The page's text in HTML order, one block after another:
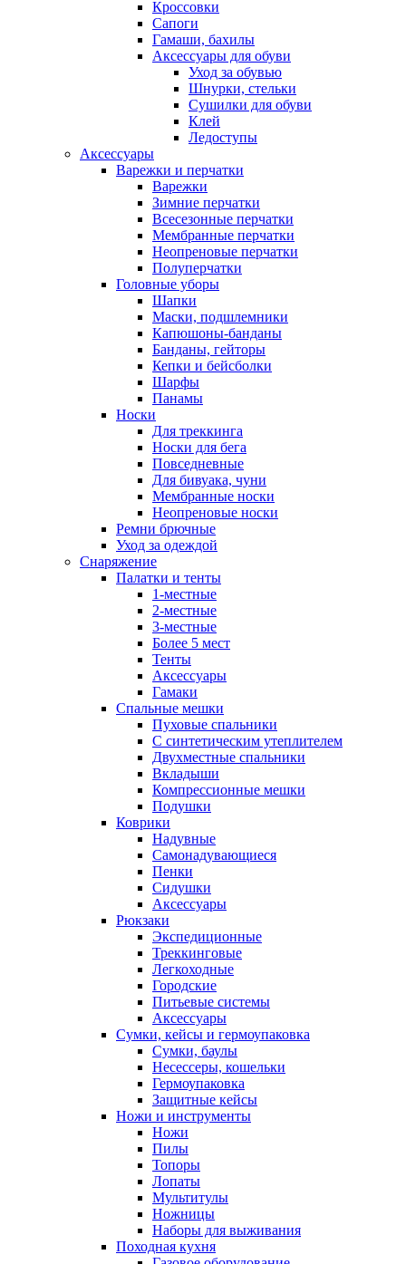
Кроссовки
Сапоги
Гамаши, бахилы
Аксессуары для обуви
Уход за обувью
Шнурки, стельки
Сушилки для обуви
Клей
Ледоступы
Аксессуары
Варежки и перчатки
Варежки
Зимние перчатки
Всесезонные перчатки
Мембранные перчатки
Неопреновые перчатки
Полуперчатки
Головные уборы
Шапки
Маски, подшлемники
Капюшоны-банданы
Банданы, гейторы
Кепки и бейсболки
Шарфы
Панамы
Носки
Для треккинга
Носки для бега
Повседневные
Для бивуака, чуни
Мембранные носки
Неопреновые носки
Ремни брючные
Уход за одеждой
Снаряжение
Палатки и тенты
1-местные
2-местные
3-местные
Более 5 мест
Тенты
Аксессуары
Гамаки
Спальные мешки
Пуховые спальники
С синтетическим утеплителем
Двухместные спальники
Вкладыши
Компрессионные мешки
Подушки
Коврики
Надувные
Самонадувающиеся
Пенки
Сидушки
Аксессуары
Рюкзаки
Экспедиционные
Треккинговые
Легкоходные
Городские
Питьевые системы
Аксессуары
Сумки, кейсы и гермоупаковка
Сумки, баулы
Несессеры, кошельки
Гермоупаковка
Защитные кейсы
Ножи и инструменты
Ножи
Пилы
Топоры
Лопаты
Мультитулы
Ножницы
Наборы для выживания
Походная кухня